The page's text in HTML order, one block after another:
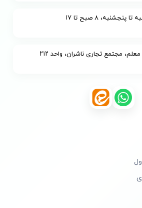
۸ صبح تا ۱۷
مجتمع تجاری ناشران، واحد ۲۱۲